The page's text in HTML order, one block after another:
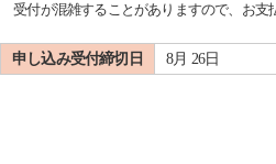
受付が混雑することがありますので、お支
申し込み受付締切日 8月 26日